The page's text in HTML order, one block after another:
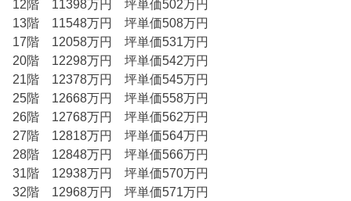
12階 11398万円 坪単価502万円
13階 11548万円 坪単価508万円
17階 12058万円 坪単価531万円
20階 12298万円 坪単価542万円
21階 12378万円 坪単価545万円
25階 12668万円 坪単価558万円
26階 12768万円 坪単価562万円
27階 12818万円 坪単価564万円
28階 12848万円 坪単価566万円
31階 12938万円 坪単価570万円
32階 12968万円 坪単価571万円